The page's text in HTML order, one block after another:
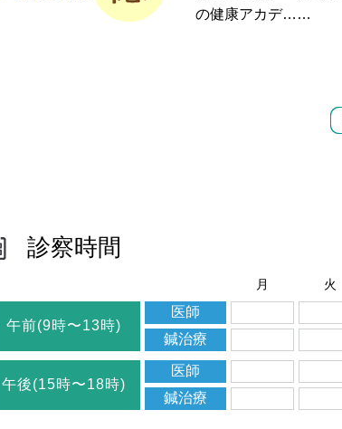
の健康アカデ……
診察時間
月 火
午前(9時〜13時)
医師
鍼治療
午後(15時〜18時)
医師
鍼治療